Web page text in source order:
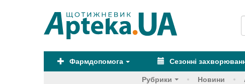
Фармдопомога Сезонні
Рубрики Новини